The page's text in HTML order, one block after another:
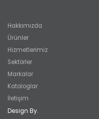
Hakkımızda
Ürünler
Hizmetlerimiz
Sektörler
Markalar
Kataloglar
İletişim
Design By.